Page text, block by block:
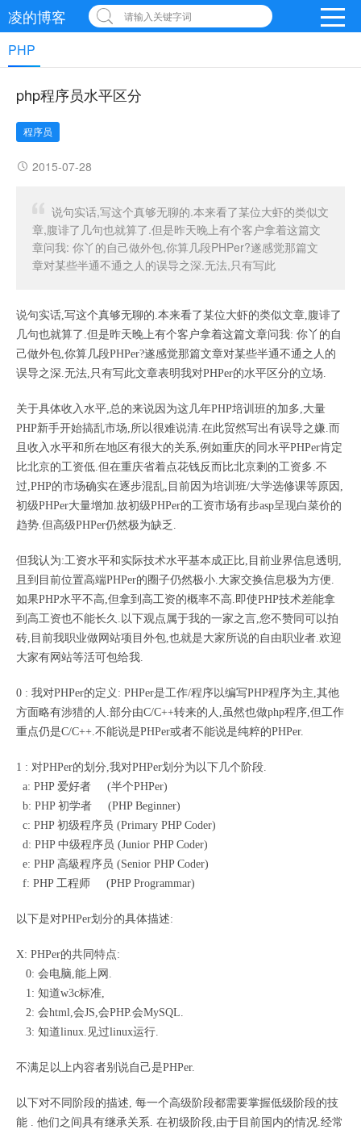
凌的博客 请输入关键字词
PHP
php程序员水平区分
程序员
2015-07-28
说句实话,写这个真够无聊的.本来看了某位大虾的类似文
章,腹诽了几句也就算了.但是昨天晚上有个客户拿着这篇文
章问我: 你丫的自己做外包,你算几段PHPer?遂感觉那篇文
章对某些半通不通之人的误导之深.无法,只有写此
说句实话,写这个真够无聊的.本来看了某位大虾的类似文章,腹诽了
几句也就算了.但是昨天晚上有个客户拿着这篇文章问我: 你丫的自
己做外包,你算几段PHPer?遂感觉那篇文章对某些半通不通之人的
误导之深.无法,只有写此文章表明我对PHPer的水平区分的立场.
关于具体收入水平,总的来说因为这几年PHP培训班的加多,大量
PHP新手开始搞乱市场,所以很难说清.在此贸然写出有误导之嫌.而
且收入水平和所在地区有很大的关系,例如重庆的同水平PHPer肯定
比北京的工资低.但在重庆省着点花钱反而比北京剩的工资多.不
过,PHP的市场确实在逐步混乱,目前因为培训班/大学选修课等原因,
初级PHPer大量增加.故初级PHPer的工资市场有步asp呈现白菜价的
趋势.但高级PHPer仍然极为缺乏.
但我认为:工资水平和实际技术水平基本成正比,目前业界信息透明,
且到目前位置高端PHPer的圈子仍然极小.大家交换信息极为方便.
如果PHP水平不高,但拿到高工资的概率不高.即使PHP技术差能拿
到高工资也不能长久.以下观点属于我的一家之言,您不赞同可以拍
砖,目前我职业做网站项目外包,也就是大家所说的自由职业者.欢迎
大家有网站等活可包给我.
0 : 我对PHPer的定义: PHPer是工作/程序以编写PHP程序为主,其他
方面略有涉猎的人.部分由C/C++转来的人,虽然也做php程序,但工作
重点仍是C/C++.不能说是PHPer或者不能说是纯粹的PHPer.
1 : 对PHPer的划分,我对PHPer划分为以下几个阶段.
a: PHP 爱好者 (半个PHPer)
b: PHP 初学者 (PHP Beginner)
c: PHP 初级程序员 (Primary PHP Coder)
d: PHP 中级程序员 (Junior PHP Coder)
e: PHP 高級程序员 (Senior PHP Coder)
f: PHP 工程师 (PHP Programmar)
以下是对PHPer划分的具体描述:
X: PHPer的共同特点:
0: 会电脑,能上网.
1: 知道w3c标准,
2: 会html,会JS,会PHP.会MySQL.
3: 知道linux.见过linux运行.
不满足以上内容者别说自己是PHPer.
以下对不同阶段的描述, 每一个高级阶段都需要掌握低级阶段的技
能 . 他们之间具有继承关系. 在初级阶段,由于目前国内的情况.经常